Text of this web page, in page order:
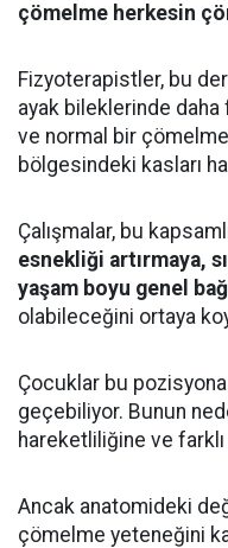
çömelme herkesin
Fizyoterapistler, bu
ayak bileklerinde
ve normal bir
bölgesindeki kasları
Çalışmalar, bu
esnekliği artırmaya,
yaşam boyu genel
olabileceğini ortaya
Çocuklar bu
geçebiliyor. Bunun
hareketliliğine ve
Ancak anatomideki
çömelme yeteneğini